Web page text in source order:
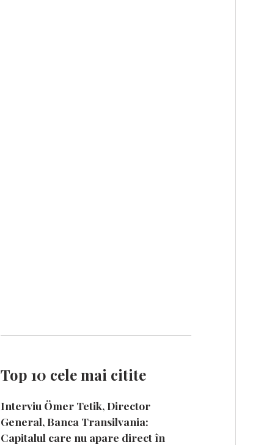
Top 10 cele mai citite
Interviu Ömer Tetik, Director
General, Banca Transilvania:
Capitalul care nu apare direct în